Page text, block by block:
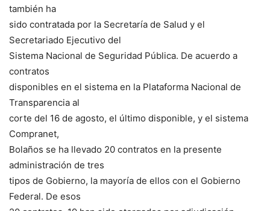
también ha
sido contratada por la Secretaría de Salud y el
Secretariado Ejecutivo del
Sistema Nacional de Seguridad Pública. De acuerdo a
contratos
disponibles en el sistema en la Plataforma Nacional de
Transparencia al
corte del 16 de agosto, el último disponible, y el sistema
Compranet,
Bolaños se ha llevado 20 contratos en la presente
administración de tres
tipos de Gobierno, la mayoría de ellos con el Gobierno
Federal. De esos